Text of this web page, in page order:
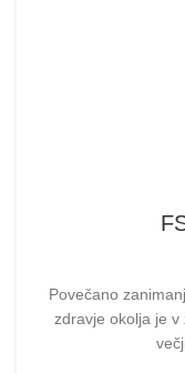
Povečano
zdravje okolja je